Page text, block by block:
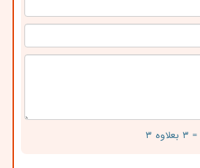
= ۳ بعلاوه ۳